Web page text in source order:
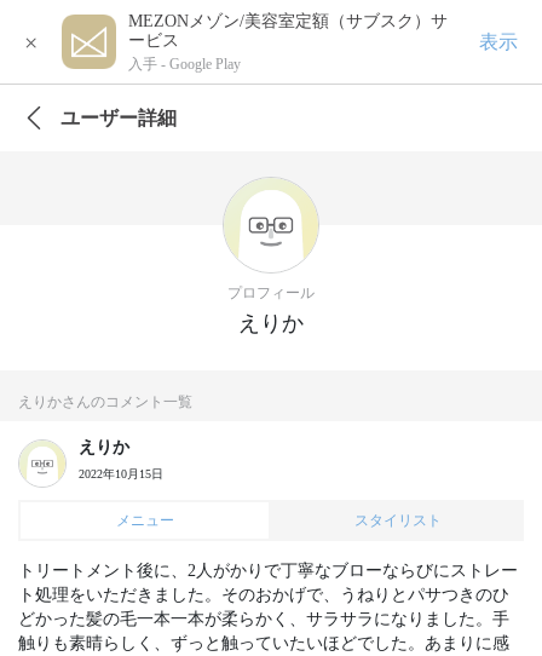
×
MEZONメゾン/美容室定額（サブスク）サ
ービス
入手 - Google Play
表示
ユーザー詳細
プロフィール
えりか
えりかさんのコメント一覧
えりか
2022年10月15日
メニュー スタイリスト
トリートメント後に、2人がかりで丁寧なブローならびにストレー
ト処理をいただきました。そのおかげで、うねりとパサつきのひ
どかった髪の毛一本一本が柔らかく、サラサラになりました。手
触りも素晴らしく、ずっと触っていたいほどでした。あまりに感